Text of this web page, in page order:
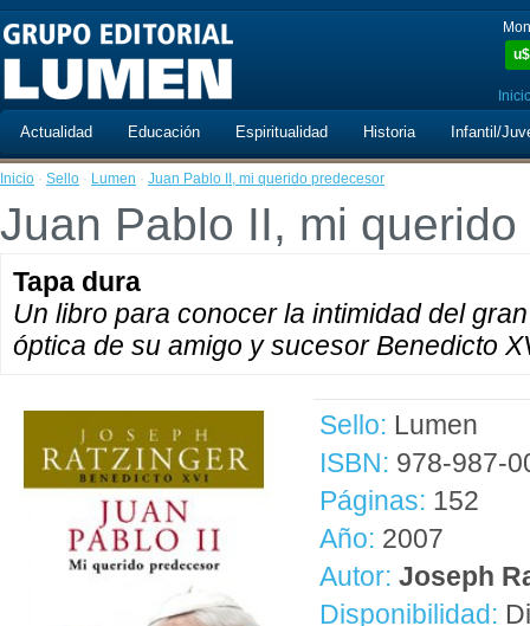
u$
Actualidad Educación Espiritualidad Historia Infantil/
Inicio · Sello · Lumen · Juan Pablo II, mi querido predecesor
Juan Pablo II, mi
Tapa dura
Un libro para conocer la intimidad del
óptica de su amigo y sucesor Benedicto
Sello: Lumen
ISBN: 978-987-
Páginas: 152
Año: 2007
Autor: Joseph
Disponibilidad: